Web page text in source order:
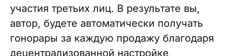
участия третьих лиц. В результате вы,
автор, будете автоматически получать
гонорары за каждую продажу благодаря
децентрализованной настройке